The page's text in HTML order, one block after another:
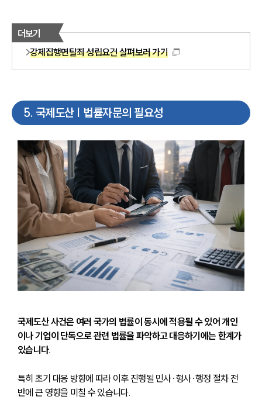
더보기
강제집행면탈죄 성립요건 살펴보러 가기
5. 국제도산 | 법률자문의 필요성
국제도산 사건은 여러 국가의 법률이 동시에 적용될 수 있어 개인
이나 기업이 단독으로 관련 법률을 파악하고 대응하기에는 한계가
있습니다.
특히 초기 대응 방향에 따라 이후 진행될 민사·형사·행정 절차 전
반에 큰 영향을 미칠 수 있습니다.